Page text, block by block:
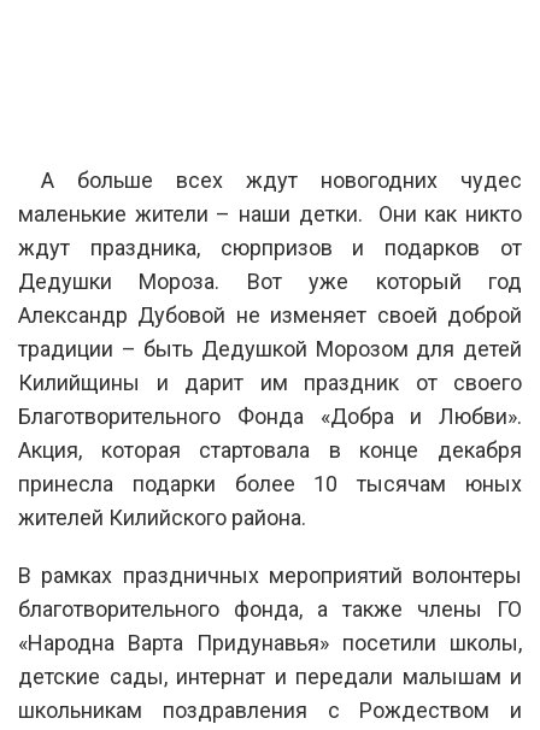
А больше всех ждут новогодних чудес
маленькие жители – наши детки. Они как никто
ждут праздника, сюрпризов и подарков от
Дедушки Мороза. Вот уже который год
Александр Дубовой не изменяет своей доброй
традиции – быть Дедушкой Морозом для детей
Килийщины и дарит им праздник от своего
Благотворительного Фонда «Добра и Любви».
Акция, которая стартовала в конце декабря
принесла подарки более 10 тысячам юных
жителей Килийского района.
В рамках праздничных мероприятий волонтеры
благотворительного фонда, а также члены ГО
«Народна Варта Придунавья» посетили школы,
детские сады, интернат и передали малышам и
школьникам поздравления с Рождеством и